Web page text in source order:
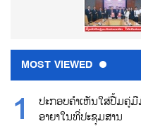
MOST VIEWED
ປະກອບຄຳເຫັນໃສ່ປື້ມຄູ່
ອາຍາໃນທີ່ປະຊຸມສານ